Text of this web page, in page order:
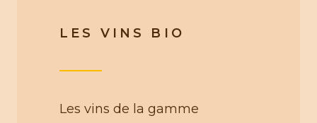
LES VINS BIO
Les vins de la gamme